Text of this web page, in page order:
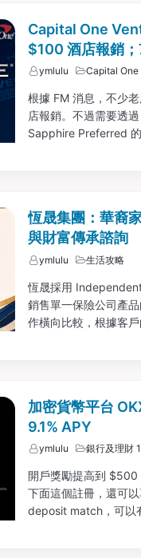
Capital One
$100 酒店報銷
ymlulu Capital One
根據 FM 消息，不少
店報銷。不過需要透
Sapphire Preferred
恆晟集團：華裔
與財富傳承諮詢
ymlulu 生活攻略
恆晟採用
銷售單一保險公司產
作橫向比較，根據客
加密貨幣平台
9.1% APY
ymlulu 銀行及理財
開戶獎勵提高到 $500
下面這個註冊，還可
deposit match，可以